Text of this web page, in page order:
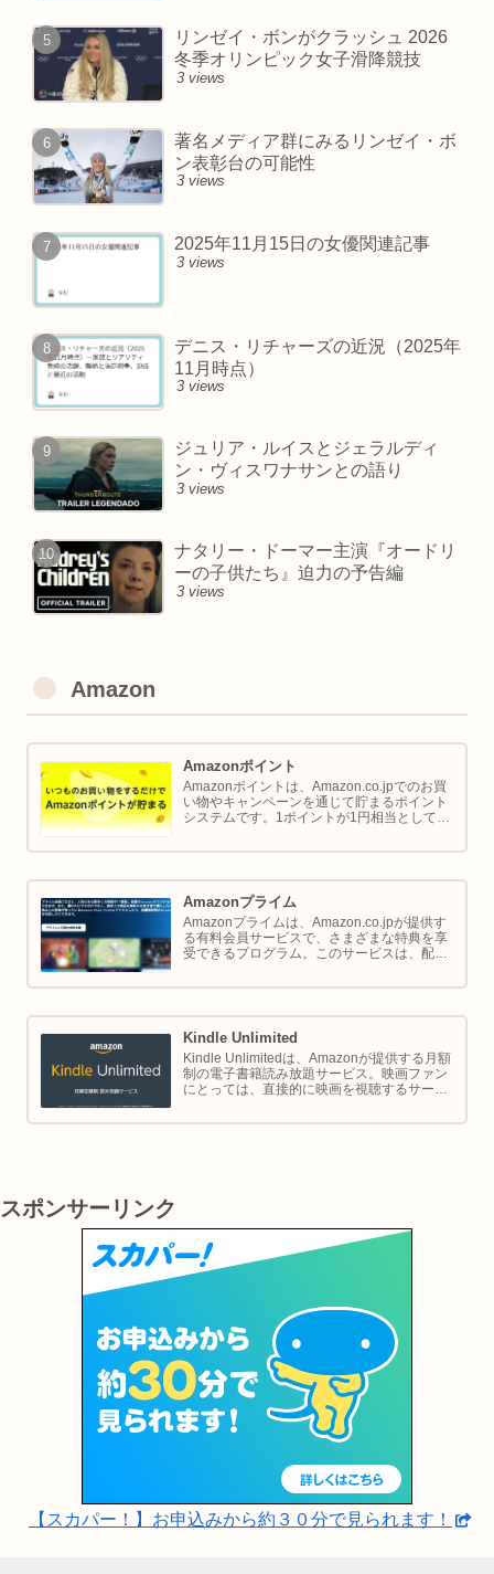
リンゼイ・ボンがクラッシュ 2026
冬季オリンピック女子滑降競技
3 views
著名メディア群にみるリンゼイ・ボ
ン表彰台の可能性
3 views
2025年11月15日の女優関連記事
3 views
デニス・リチャーズの近況（2025年
11月時点）
3 views
ジュリア・ルイスとジェラルディ
ン・ヴィスワナサンとの語り
3 views
ナタリー・ドーマー主演『オードリ
ーの子供たち』迫力の予告編
3 views
Amazon
Amazonポイント
Amazonポイントは、Amazon.co.jpでのお買
い物やキャンペーンを通じて貯まるポイント
システムです。1ポイントが1円相当として、
では Amazon ポイントの使い方と貯め方を解
Amazonプライム
Amazonプライムは、Amazon.co.jpが提供す
る有料会員サービスで、さまざまな特典を享
受できるプログラム。このサービスは、配送
実、さらには限定割引までをカバーし、日常
Kindle Unlimited
Kindle Unlimitedは、Amazonが提供する月額
制の電子書籍読み放題サービス。映画ファン
にとっては、直接的に映画を視聴するサービ
理解し、楽しむための間接的なツールとして
スポンサーリンク
【スカパー！】お申込みから約３０分で見られます！